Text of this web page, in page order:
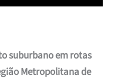
suburbano em rotas
Metropolitana de